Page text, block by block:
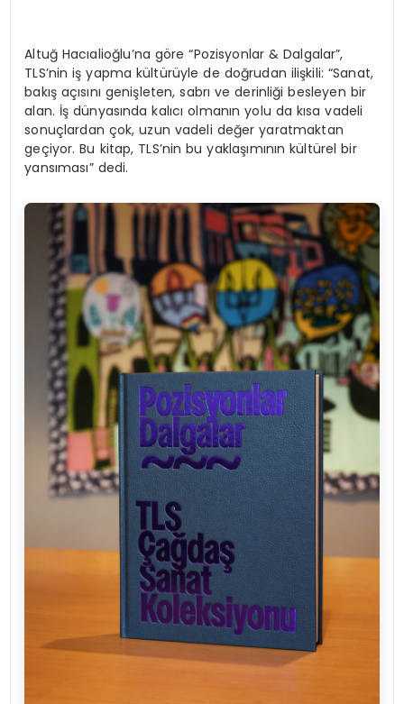
Altuğ Hacıalioğlu’na göre “Pozisyonlar & Dalgalar”,
TLS’nin iş yapma kültürüyle de doğrudan ilişkili: “Sanat,
bakış açısını genişleten, sabrı ve derinliği besleyen bir
alan. İş dünyasında kalıcı olmanın yolu da kısa vadeli
sonuçlardan çok, uzun vadeli değer yaratmaktan
geçiyor. Bu kitap, TLS’nin bu yaklaşımının kültürel bir
yansıması” dedi.